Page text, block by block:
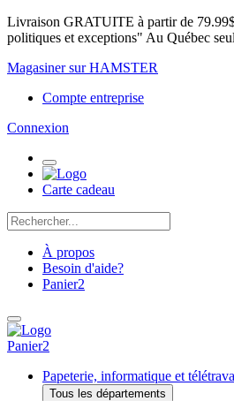
Livraison GRATUITE à partir de
politiques et exceptions" Au Québec
Magasiner sur HAMSTER
Compte entreprise
Connexion
Carte cadeau
À propos
Besoin d'aide?
Panier2
Panier2
Papeterie, informatique et
Tous les départements